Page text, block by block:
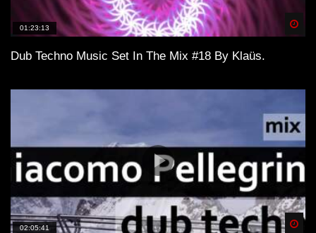
01:23:13
Dub Techno Music Set In The Mix #18 By Klaüs.
02:05:41